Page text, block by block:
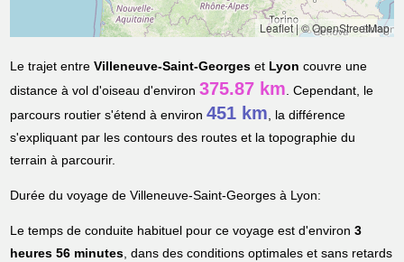
Leaflet|© OpenStreetMap
Le trajet entreVilleneuve-Saint-Georges et Lyon couvre une
distance à vol d'oiseau d'environ375.87 km. Cependant, le
parcours routier s'étend à environ451 km, la différence
s'expliquant par les contours des routes et la topographie du
terrain à parcourir.
Durée du voyage de Villeneuve-Saint-Georges à Lyon:
Le temps de conduite habituel pour ce voyage est d'environ3
heures 56 minutes, dans des conditions optimales et sans retards